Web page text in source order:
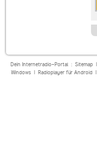
Dein Internetradio-Portal : Sitemap|
Windows| Radioplayer für Android|